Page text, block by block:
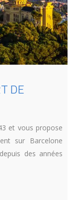
DE
et vous propose
sur Barcelone
des années